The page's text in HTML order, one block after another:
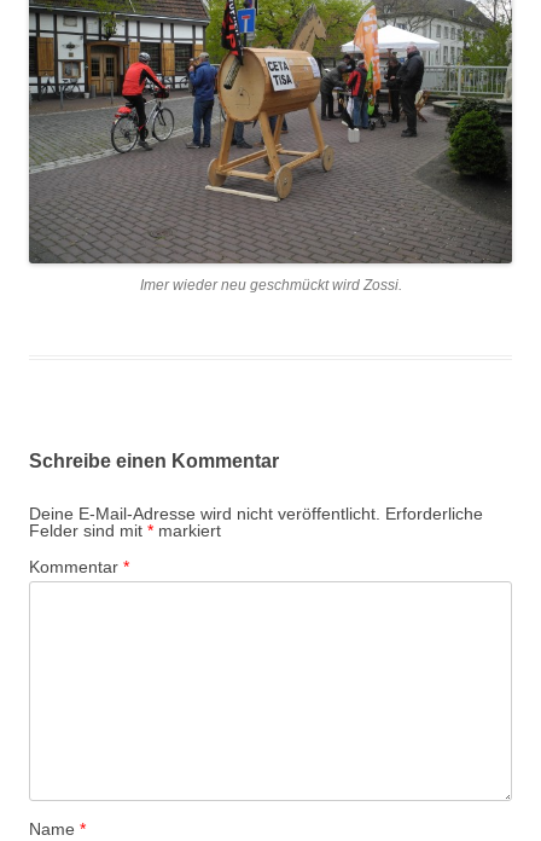
Imer wieder neu geschmückt wird Zossi.
Schreibe einen Kommentar
Deine E-Mail-Adresse wird nicht veröffentlicht. Erforderliche
Felder sind mit * markiert
Kommentar *
Name *